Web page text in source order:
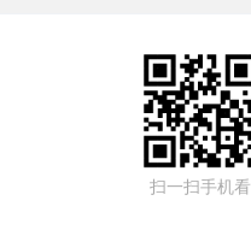
扫一扫手机看